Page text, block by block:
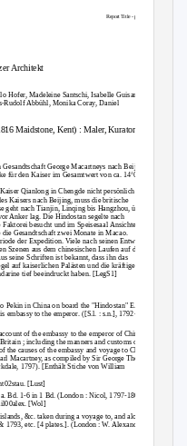
Report Title - p. 1 of 564
Architekt
Hofer, Madeleine Santschi, Isabelle Guisan, Nell
Rudolf Abbühl, Monika Coray, Daniel
Maidstone, Kent) : Maler, Kurator
George Macartneys nach Beijing.
für den Kaiser im Gesamtwert von ca. 14‘000
Qianlong in Chengde nicht persönlich
Kaisers nach Beijing, muss die britische
geht nach Tianjin, Linqing bis Hangzhou, über
Anker lag. Die Hindostan segelte nach
besucht und im Speisesaal Ansichten von
Gesandtschaft zwei Monate in Macao.
der Expedition. Viele nach seinen Entwürfen
Szenen aus dem chinesischen Laufen auf den
seine Schriften ist bekannt, dass ihn das
auf kaiserlichen Palästen und die kräftigen
tief beeindruckt haben. [LegS1]
Pekin in China on board the "Hindostan" E.I.M.,
embassy to the emperor . ([S.l. : s.n.], 1792-1794).
of the embassy to the emperor of China,
; including the manners and customs of the
the causes of the embassy and voyage to China
Macartney, as compiled by Sir George Thomas
1797). [Enthält Stiche von William
[Lust]
. Bd. 1-6 in 1 Bd. (London : Nicol, 1797-1800).
[Wol]
&c. taken during a voyage to, and along the
1793, etc. [4 plates.]. (London : W. Alexander,